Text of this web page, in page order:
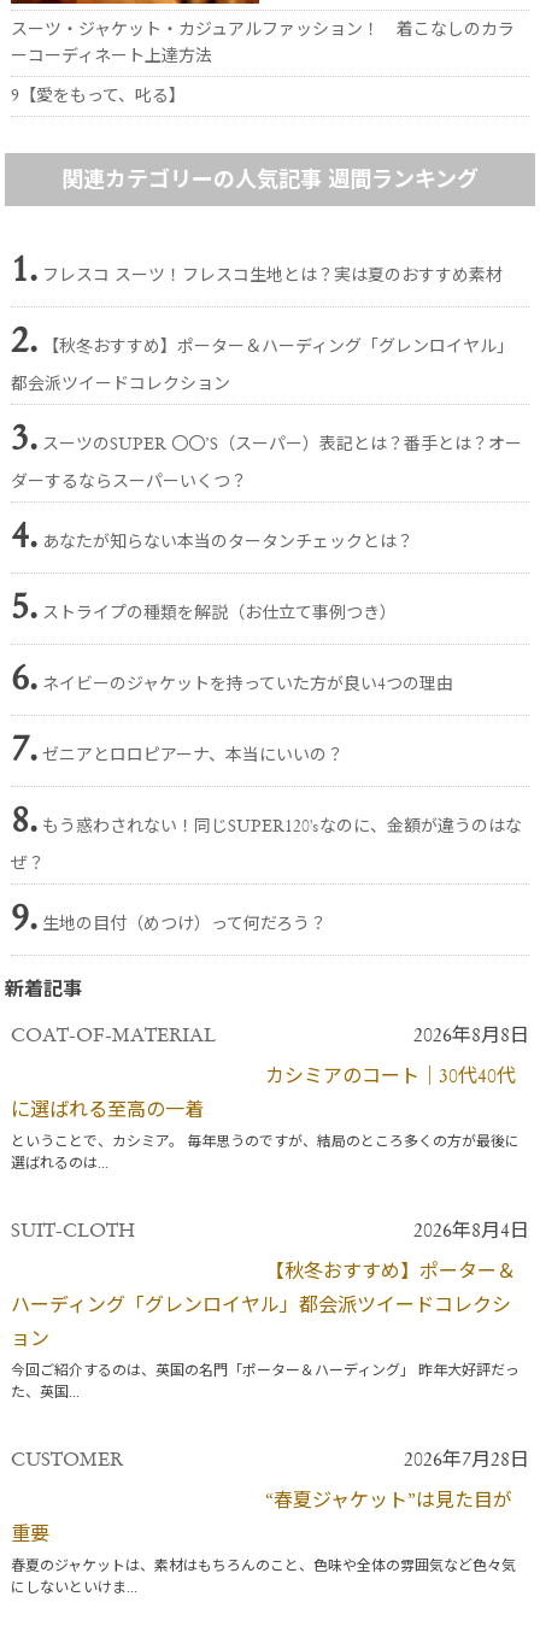
スーツ・ジャケット・カジュアルファッション！ 着こなしのカラ
ーコーディネート上達方法
9【愛をもって、叱る】
関連カテゴリーの人気記事 週間ランキング
1. フレスコ スーツ！フレスコ生地とは？実は夏のおすすめ素材
2. 【秋冬おすすめ】ポーター＆ハーディング「グレンロイヤル」
都会派ツイードコレクション
3. スーツのSUPER 〇〇’S（スーパー）表記とは？番手とは？オー
ダーするならスーパーいくつ？
4. あなたが知らない本当のタータンチェックとは？
5. ストライプの種類を解説（お仕立て事例つき）
6. ネイビーのジャケットを持っていた方が良い4つの理由
7. ゼニアとロロピアーナ、本当にいいの？
8. もう惑わされない！同じSUPER120'sなのに、金額が違うのはな
ぜ？
9. 生地の目付（めつけ）って何だろう？
新着記事
COAT-OF-MATERIAL 2026年8月8日
カシミアのコート｜30代40代
に選ばれる至高の一着
ということで、カシミア。 毎年思うのですが、結局のところ多くの方が最後に
選ばれるのは...
SUIT-CLOTH 2026年8月4日
【秋冬おすすめ】ポーター＆
ハーディング「グレンロイヤル」都会派ツイードコレクシ
ョン
今回ご紹介するのは、英国の名門「ポーター＆ハーディング」 昨年大好評だっ
た、英国...
CUSTOMER 2026年7月28日
“春夏ジャケット”は見た目が
重要
春夏のジャケットは、素材はもちろんのこと、色味や全体の雰囲気など色々気
にしないといけま...